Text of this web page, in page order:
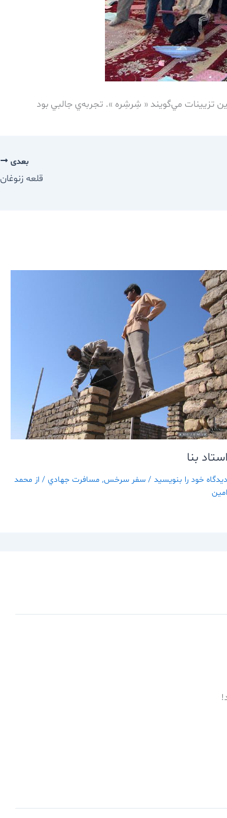
تزيينات مي‌گويند « شِرشِره ». تجربه‌ي جالبي بود
بعدی
قلعه زنوغان
استاد بنا
دیدگاه‌ خود را بنویسید /سفر سرخس, مسافرت جهادي / از محمد
امین